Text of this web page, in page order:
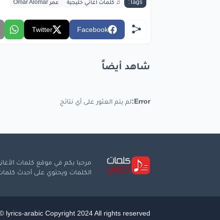
Tags: ♫ كلمات أغاني خليجية عمر Omar Alomar
Facebook
Twitter
شاهد أيضاً
Error: لم يتم العثور على أي نتائج
مرحبا بكم في موقع كلمات
الكلمات ويحتوي على أحدث كلمات
lyrics-arabic Copyright 2024 All rights reserved